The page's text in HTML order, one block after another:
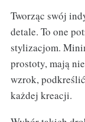
Tworząc swój
detale. To one
stylizacjom.
prostoty, mają
wzrok,
każdej kreacji.